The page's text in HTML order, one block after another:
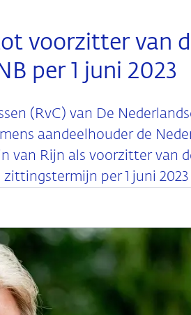
voorzitter van
per 1 juni 2023
(RvC) van De
aandeelhouder de
van Rijn als voorzitter van
per 1 juni